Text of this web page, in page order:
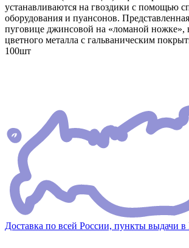
устанавливаются на гвоздики с помощью
оборудования и пуансонов.
пуговице джинсовой на «ломаной ножке»,
цветного металла с гальваническим
100шт
Доставка по всей России, пункты выдачи